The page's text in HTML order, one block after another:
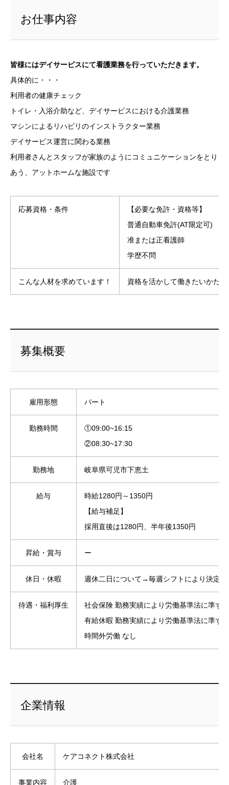
お仕事内容
皆様にはデイサービスにて看護業務を行っていただきます。
具体的に・・・
利用者の健康チェック
トイレ・入浴介助など、デイサービスにおける介護業務
マシンによるリハビリのインストラクター業務
デイサービス運営に関わる業務
利用者さんとスタッフが家族のようにコミュニケーションをとり
あう、アットホームな施設です
応募資格・条件
【必要な免許・資格等】
普通自動車免許(AT限定可)
准または正看護師
学歴不問
こんな人材を求めています！ 資格を活かして働きたいかた
募集概要
雇用形態 パート
勤務時間
①09:00~16:15
②08:30~17:30
勤務地 岐阜県可児市下恵土
給与
時給1280円～1350円
【給与補足】
採用直後は1280円、半年後1350円
昇給・賞与 ー
休日・休暇 週休二日について→毎週シフトにより決定
待遇・福利厚生
社会保険 勤務実績により労働基準法に準ずる
有給休暇 勤務実績により労働基準法に準ずる
時間外労働 なし
企業情報
会社名 ケアコネクト株式会社
事業内容 介護